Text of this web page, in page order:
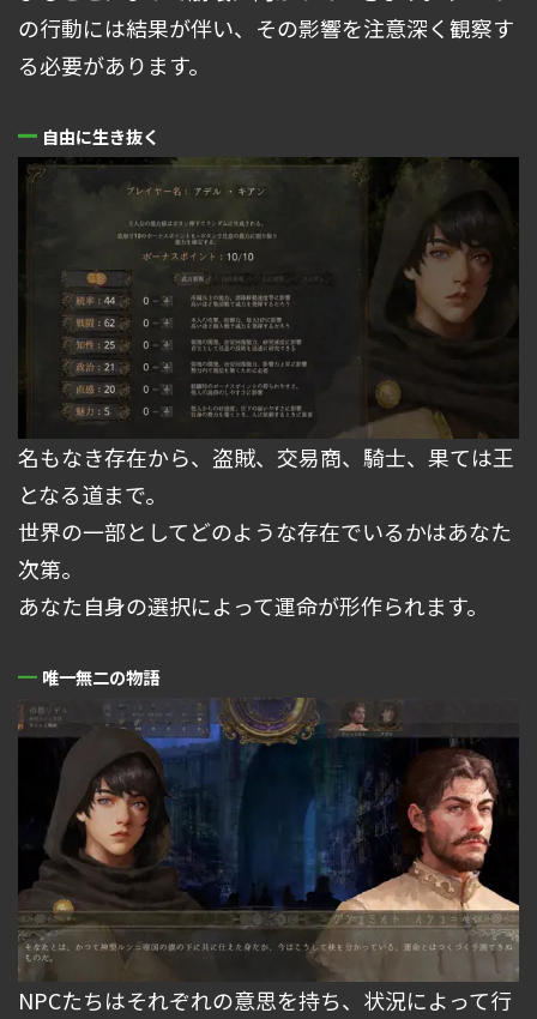
の行動には結果が伴い、その影響を注意深く観察す
る必要があります。
自由に生き抜く
名もなき存在から、盗賊、交易商、騎士、果ては王
となる道まで。
世界の一部としてどのような存在でいるかはあなた
次第。
あなた自身の選択によって運命が形作られます。
唯一無二の物語
NPCたちはそれぞれの意思を持ち、状況によって行